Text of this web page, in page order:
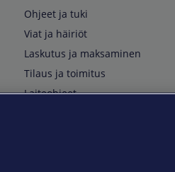
Ohjeet ja tuki
Viat ja häiriöt
Laskutus ja maksaminen
Tilaus ja toimitus
Laiteohjeet